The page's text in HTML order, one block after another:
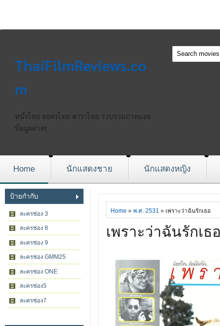
ThaiFilmReviews.co
m
หนังไทย ละครไทย ดาราไทย รวบรวมภาพและ
ข้อมูลต่างๆ
Home นักแสดงชาย นักแสดงหญิง
ป้ายกำกับ
ละครช่อง 3
ละครช่อง 8
ละครช่อง 9
ละครช่อง GMM25
ละครช่อง ONE
ละครช่อง5
ละครช่อง7
Home » พ.ศ. 2531 » เพราะว่าฉันรักเธอ
เพราะว่าฉันรักเธ